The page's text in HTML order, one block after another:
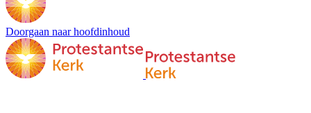
Doorgaan naar hoofdinhoud